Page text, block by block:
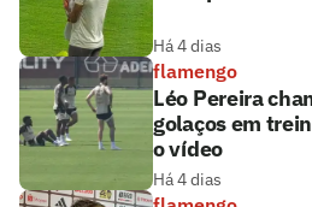
Há 4 dias
flamengo
Léo Pereira
golaços em
o vídeo
Há 4 dias